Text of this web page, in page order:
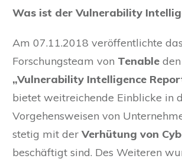
Was ist der Vulnerability
Am 07.11.2018 veröffentlichte das
Forschungsteam von Tenable
„Vulnerability Intelligence
bietet weitreichende Einblicke in
Vorgehensweisen von
stetig mit der Verhütung von
beschäftigt sind. Des Weiteren